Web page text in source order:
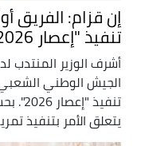
إن قزام: الفريق
تنفيذ "إعصار 2026"
أشرف الوزير المنتدب
الجيش الوطني
تنفيذ
يتعلق الأمر بتنفيذ